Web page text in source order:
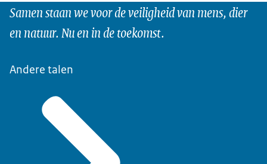
Samen staan we voor de veiligheid van mens, dier
en natuur. Nu en in de toekomst.
Andere talen